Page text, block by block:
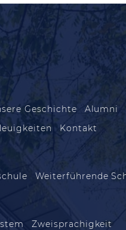
Geschichte Alumni
Kontakt
Weiterführende
Zweisprachigkeit